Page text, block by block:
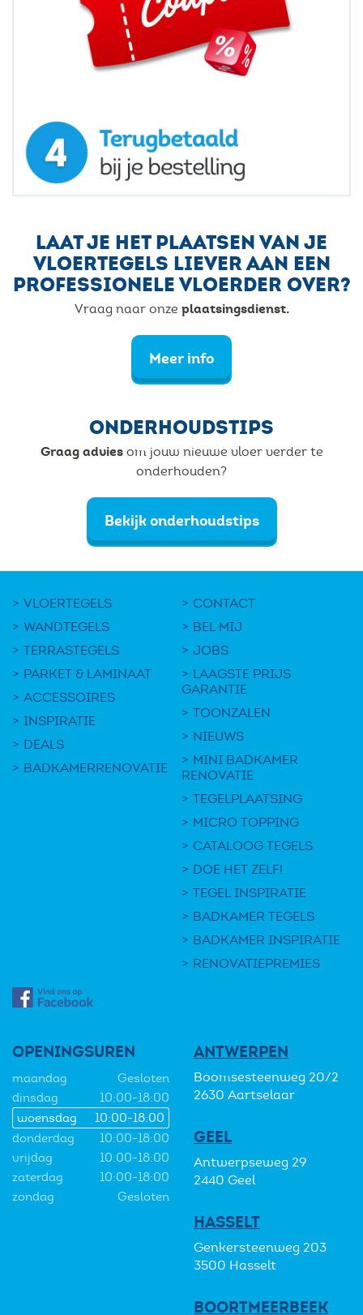
LAAT JE HET PLAATSEN VAN JE
VLOERTEGELS LIEVER AAN EEN
PROFESSIONELE VLOERDER OVER?
Vraag naar onze plaatsingsdienst.
Meer info
ONDERHOUDSTIPS
Graag advies om jouw nieuwe vloer verder te
onderhouden?
Bekijk onderhoudstips
VLOERTEGELS
WANDTEGELS
TERRASTEGELS
PARKET & LAMINAAT
ACCESSOIRES
INSPIRATIE
DEALS
BADKAMERRENOVATIE
CONTACT
BEL MIJ
JOBS
LAAGSTE PRIJS
GARANTIE
TOONZALEN
NIEUWS
MINI BADKAMER
RENOVATIE
TEGELPLAATSING
MICRO TOPPING
CATALOOG TEGELS
DOE HET ZELF!
TEGEL INSPIRATIE
BADKAMER TEGELS
BADKAMER INSPIRATIE
RENOVATIEPREMIES
OPENINGSUREN
maandag
Gesloten
dinsdag
10:00-18:00
woensdag
10:00-18:00
donderdag
10:00-18:00
vrijdag
10:00-18:00
zaterdag
10:00-18:00
zondag
Gesloten
ANTWERPEN
Boomsesteenweg 20/2
2630 Aartselaar
GEEL
Antwerpseweg 29
2440 Geel
HASSELT
Genkersteenweg 203
3500 Hasselt
BOORTMEERBEEK